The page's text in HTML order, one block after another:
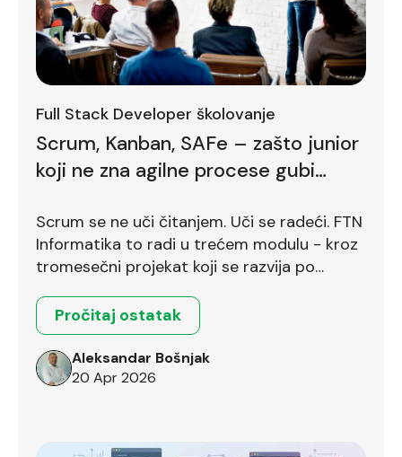
Full Stack Developer školovanje
Scrum, Kanban, SAFe – zašto junior
koji ne zna agilne procese gubi
Scrum se ne uči čitanjem. Uči se radeći. FTN
Informatika to radi u trećem modulu - kroz
tromesečni projekat koji se razvija po
Pročitaj ostatak
Aleksandar Bošnjak
20 Apr 2026